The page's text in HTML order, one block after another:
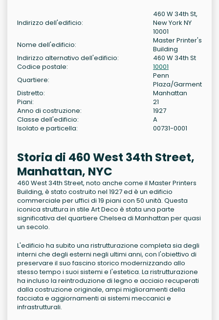
Indirizzo dell'edificio:
460 W 34th St,
New York NY
10001
Nome dell'edificio:
Master Printer's
Building
Indirizzo alternativo dell'edificio:
460 W 34th St
Codice postale:
10001
Quartiere:
Penn
Plaza/Garment
Distretto:
Manhattan
Piani:
21
Anno di costruzione:
1927
Classe dell'edificio:
A
Isolato e particella:
00731-0001
Storia di 460 West 34th Street,
Manhattan, NYC
460 West 34th Street, noto anche come il Master Printers
Building, è stato costruito nel 1927 ed è un edificio
commerciale per uffici di 19 piani con 50 unità. Questa
iconica struttura in stile Art Deco è stata una parte
significativa del quartiere Chelsea di Manhattan per quasi
un secolo.
L'edificio ha subito una ristrutturazione completa sia degli
interni che degli esterni negli ultimi anni, con l'obiettivo di
preservare il suo fascino storico modernizzando allo
stesso tempo i suoi sistemi e l'estetica. La ristrutturazione
ha incluso la reintroduzione di legno e acciaio recuperati
dalla costruzione originale, ampi miglioramenti della
facciata e aggiornamenti ai sistemi meccanici e
infrastrutturali.